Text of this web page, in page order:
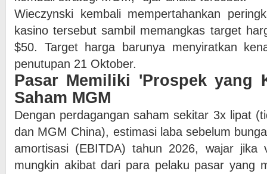
Wieczynski kembali mempertahankan
kasino tersebut sambil memangkas target
$50. Target harga barunya menyiratkan
penutupan 21 Oktober.
Pasar Memiliki 'Prospek yang
Saham MGM
Dengan perdagangan saham sekitar 3x lipat
dan MGM China), estimasi laba sebelum
amortisasi (EBITDA) tahun 2026, wajar jika
mungkin akibat dari para pelaku pasar yang